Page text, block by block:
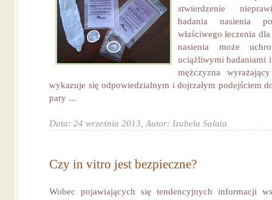
stwierdzenie
badania nasienia
właściwego leczenia
nasienia może
uciążliwymi badaniami
mężczyzna
wykazuje się odpowiedzialnym i dojrzałym podejściem
pary ...
Data: 24 września 2013, Autor: Izabela Salata
Czy in vitro jest bezpieczne?
Wobec pojawiających się tendencyjnych informacji